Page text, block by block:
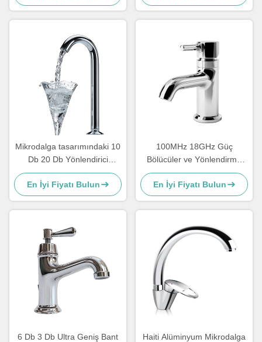
Mikrodalga tasarımındaki 10
Db 20 Db Yönlendirici
Çiftlemeci Yüksek Güçlü
Düşük Geçiş
En İyi Fiyatı Bulun
100MHz 18GHz Güç
Bölücüler ve Yönlendirme
Çiftleri Dalga Kılavuzu
Yüksek Güçlü Harmonik
Dalga Filtresi
En İyi Fiyatı Bulun
6 Db 3 Db Ultra Geniş Bant
Haiti Alüminyum Mikrodalga